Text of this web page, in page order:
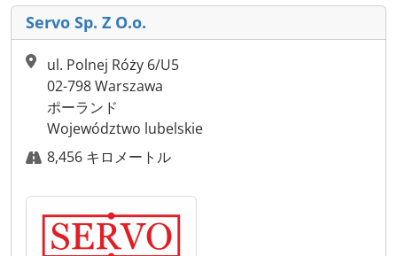
Servo Sp. Z O.o.
ul. Polnej Róży 6/U5
02-798 Warszawa
ポーランド
Województwo lubelskie
8,456 キロメートル